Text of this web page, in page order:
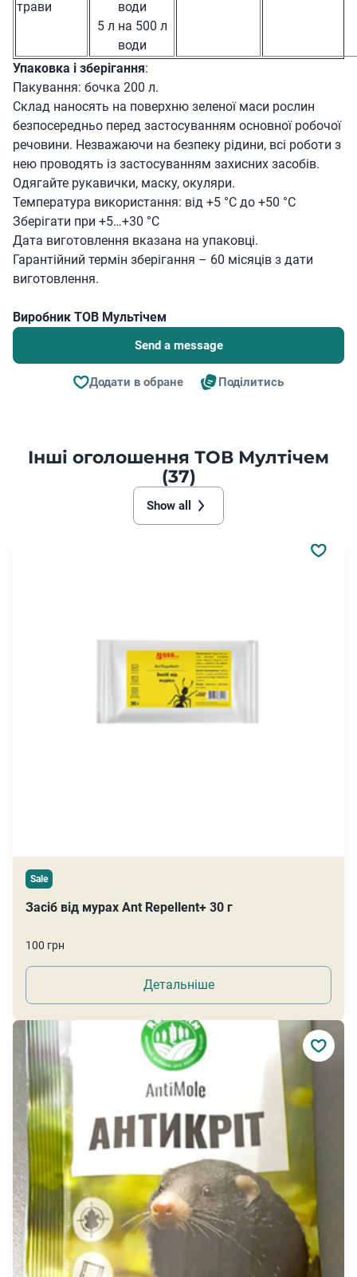
трави
води
5 л на 500 л
води
Упаковка і зберігання:
Пакування: бочка 200 л.
Склад наносять на поверхню зеленої маси рослин
безпосередньо перед застосуванням основної робочої
речовини. Незважаючи на безпеку рідини, всі роботи з
нею проводять із застосуванням захисних засобів.
Одягайте рукавички, маску, окуляри.
Температура використання: від +5 °С до +50 °С
Зберігати при +5…+30 °С
Дата виготовлення вказана на упаковці.
Гарантійний термін зберігання – 60 місяців з дати
виготовлення.
Виробник ТОВ Мультічем
Send a message
Додати в обране Поділитись
Інші оголошення ТОВ Мултічем
(37)
Show all
Sale
Засіб від мурах Ant Repellent+ 30 г
100 грн
Детальніше